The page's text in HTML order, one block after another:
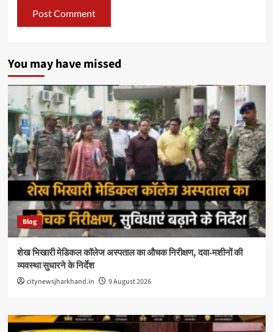
You may have missed
Blog
शेख भिखारी मेडिकल कॉलेज अस्पताल का औचक निरीक्षण, दवा-मशीनों की
व्यवस्था सुधारने के निर्देश
citynewsjharkhand.in 9 August 2026